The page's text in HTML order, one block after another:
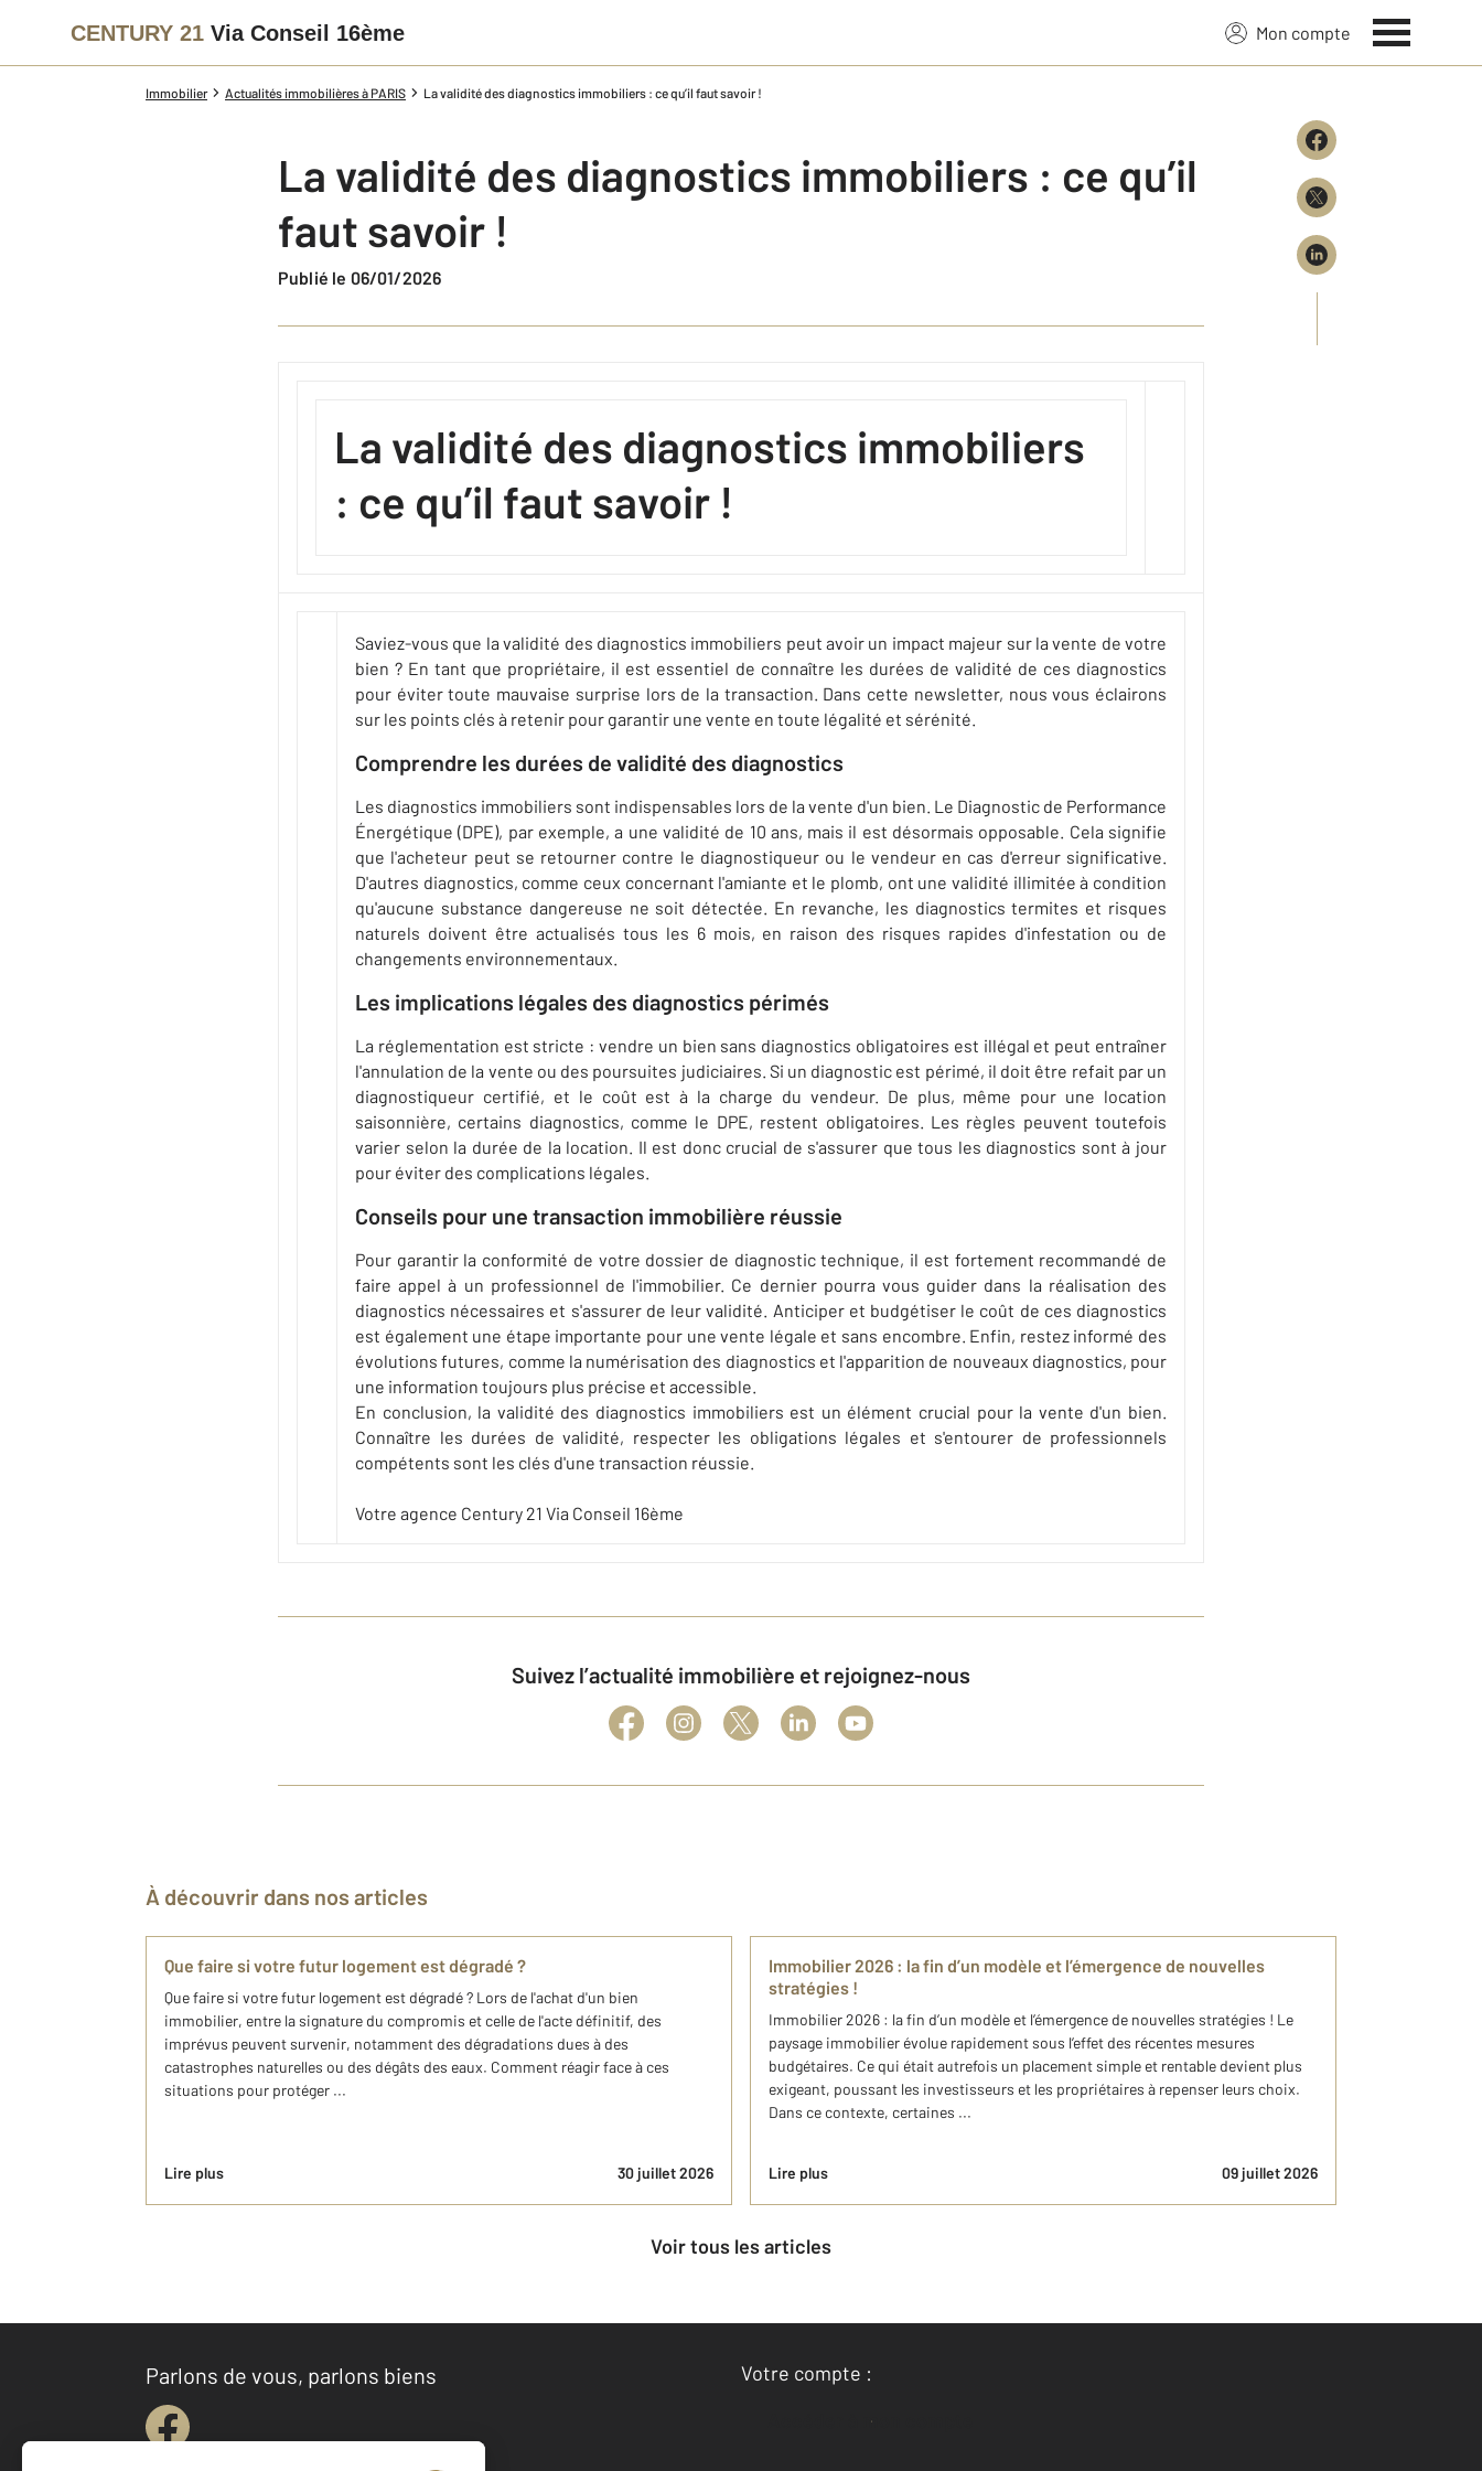
CENTURY 21 Via Conseil 16ème Mon compte
Immobilier Actualités immobilières à PARIS La validité des diagnostics immobiliers : ce qu’il faut savoir !
La validité des diagnostics immobiliers : ce qu’il
faut savoir !
Publié le 06/01/2026
La validité des diagnostics immobiliers
: ce qu’il faut savoir !
Saviez-vous que la validité des diagnostics immobiliers peut avoir un impact majeur sur la vente de votre
bien ? En tant que propriétaire, il est essentiel de connaître les durées de validité de ces diagnostics
pour éviter toute mauvaise surprise lors de la transaction. Dans cette newsletter, nous vous éclairons
sur les points clés à retenir pour garantir une vente en toute légalité et sérénité.
Comprendre les durées de validité des diagnostics
Les diagnostics immobiliers sont indispensables lors de la vente d'un bien. Le Diagnostic de Performance
Énergétique (DPE), par exemple, a une validité de 10 ans, mais il est désormais opposable. Cela signifie
que l'acheteur peut se retourner contre le diagnostiqueur ou le vendeur en cas d'erreur significative.
D'autres diagnostics, comme ceux concernant l'amiante et le plomb, ont une validité illimitée à condition
qu'aucune substance dangereuse ne soit détectée. En revanche, les diagnostics termites et risques
naturels doivent être actualisés tous les 6 mois, en raison des risques rapides d'infestation ou de
changements environnementaux.
Les implications légales des diagnostics périmés
La réglementation est stricte : vendre un bien sans diagnostics obligatoires est illégal et peut entraîner
l'annulation de la vente ou des poursuites judiciaires. Si un diagnostic est périmé, il doit être refait par un
diagnostiqueur certifié, et le coût est à la charge du vendeur. De plus, même pour une location
saisonnière, certains diagnostics, comme le DPE, restent obligatoires. Les règles peuvent toutefois
varier selon la durée de la location. Il est donc crucial de s'assurer que tous les diagnostics sont à jour
pour éviter des complications légales.
Conseils pour une transaction immobilière réussie
Pour garantir la conformité de votre dossier de diagnostic technique, il est fortement recommandé de
faire appel à un professionnel de l'immobilier. Ce dernier pourra vous guider dans la réalisation des
diagnostics nécessaires et s'assurer de leur validité. Anticiper et budgétiser le coût de ces diagnostics
est également une étape importante pour une vente légale et sans encombre. Enfin, restez informé des
évolutions futures, comme la numérisation des diagnostics et l'apparition de nouveaux diagnostics, pour
une information toujours plus précise et accessible.
En conclusion, la validité des diagnostics immobiliers est un élément crucial pour la vente d'un bien.
Connaître les durées de validité, respecter les obligations légales et s'entourer de professionnels
compétents sont les clés d'une transaction réussie.
Votre agence Century 21 Via Conseil 16ème
Suivez l’actualité immobilière et rejoignez-nous
À découvrir dans nos articles
Que faire si votre futur logement est dégradé ?
Que faire si votre futur logement est dégradé ? Lors de l'achat d'un bien
immobilier, entre la signature du compromis et celle de l'acte définitif, des
imprévus peuvent survenir, notamment des dégradations dues à des
catastrophes naturelles ou des dégâts des eaux. Comment réagir face à ces
situations pour protéger ...
Lire plus 30 juillet 2026
Immobilier 2026 : la fin d’un modèle et l’émergence de nouvelles
stratégies !
Immobilier 2026 : la fin d’un modèle et l’émergence de nouvelles stratégies ! Le
paysage immobilier évolue rapidement sous l’effet des récentes mesures
budgétaires. Ce qui était autrefois un placement simple et rentable devient plus
exigeant, poussant les investisseurs et les propriétaires à repenser leurs choix.
Dans ce contexte, certaines ...
Lire plus 09 juillet 2026
Voir tous les articles
Parlons de vous, parlons biens
Votre compte :
Accéder à mon compte